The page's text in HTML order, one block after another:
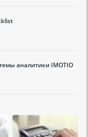
аналитики IMOTIO